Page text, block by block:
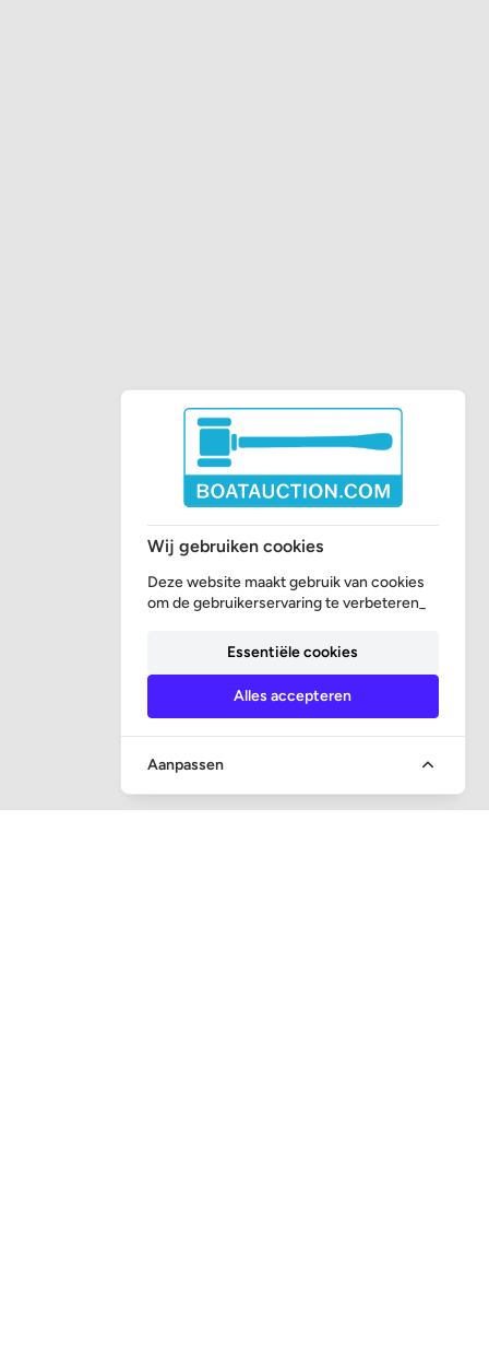
Wij gebruiken cookies
Deze website maakt gebruik van cookies
om de gebruikerservaring te verbeteren_
Essentiële cookies
Alles accepteren
Aanpassen